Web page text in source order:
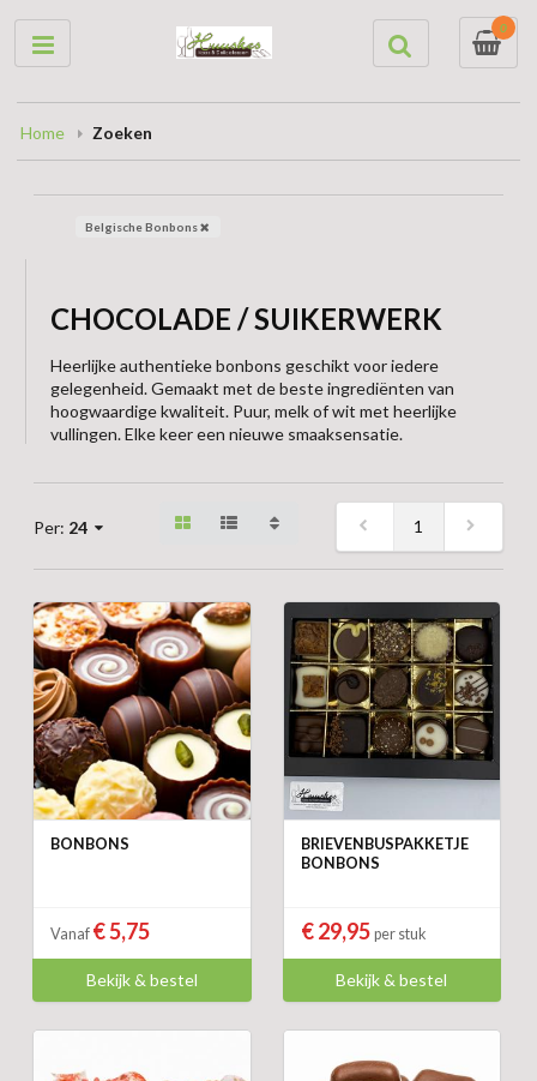
0
Home Zoeken
Belgische Bonbons
CHOCOLADE / SUIKERWERK
Heerlijke authentieke bonbons geschikt voor iedere
gelegenheid. Gemaakt met de beste ingrediënten van
hoogwaardige kwaliteit. Puur, melk of wit met heerlijke
vullingen. Elke keer een nieuwe smaaksensatie.
Per: 24 1
BONBONS
Vanaf € 5,75
Bekijk & bestel
BRIEVENBUSPAKKETJE
BONBONS
€ 29,95 per stuk
Bekijk & bestel